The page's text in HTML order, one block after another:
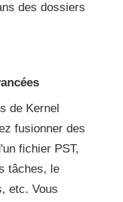
des dossiers
de Kernel
fusionner des
fichier PST,
tâches, le
etc. Vous